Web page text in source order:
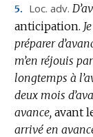
5. Loc. adv.
anticipation.
préparer
m’en réjouis
longtemps à
deux mois
avance, avant
arrivé en